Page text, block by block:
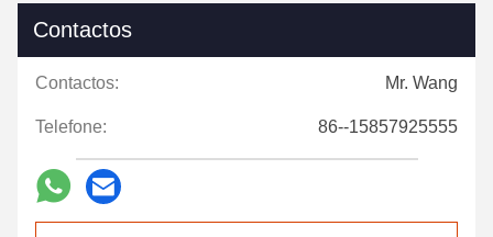
Contactos
Contactos: Mr. Wang
Telefone: 86--15857925555